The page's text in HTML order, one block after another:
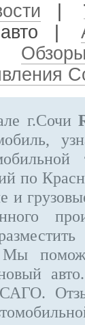
Обзоры
г.Сочи
по
и
Мы